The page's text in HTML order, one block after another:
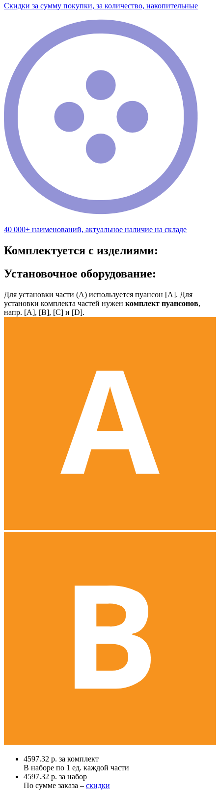
Скидки за сумму покупки, за количество, накопительные
40 000+ наименований, актуальное наличие на складе
Комплектуется с изделиями:
Установочное оборудование:
Для установки части (А) используется пуансон [А]. Для
установки комплекта частей нужен комплект пуансонов,
напр. [А], [B], [С] и [D].
4597.32 р. за комплект
В наборе по 1 ед. каждой части
4597.32 р. за набор
По сумме заказа – скидки